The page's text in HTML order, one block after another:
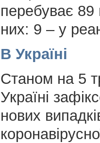
перебуває 89
них: 9 – у
В Україні
Станом на 5
Україні
нових